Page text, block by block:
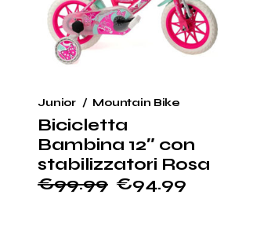
Bicicletta
Bambina 12″ con
stabilizzatori Rosa
€99.99
Il
€94.99
Il
Junior Mountain Bike